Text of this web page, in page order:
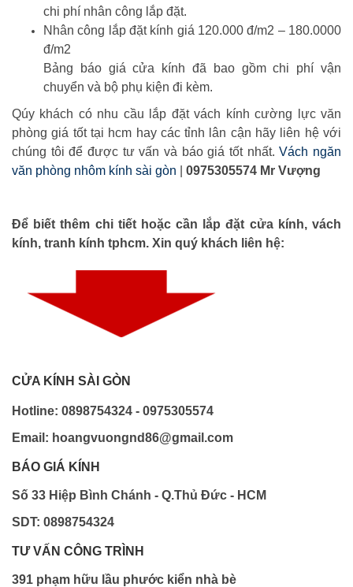
chi phí nhân công lắp đặt.
Nhân công lắp đặt kính giá 120.000 đ/m2 – 180.0000
đ/m2
Bảng báo giá cửa kính đã bao gồm chi phí vận
chuyển và bộ phụ kiện đi kèm.
Qúy khách có nhu cầu lắp đặt vách kính cường lực văn
phòng giá tốt tại hcm hay các tỉnh lân cận hãy liên hệ với
chúng tôi để được tư vấn và báo giá tốt nhất.Vách ngăn
văn phòng nhôm kính sài gòn
0975305574 Mr Vượng
Để biết thêm chi tiết hoặc cần lắp đặt cửa kính, vách
kính, tranh kính tphcm. Xin quý khách liên hệ:
CỬA KÍNH SÀI GÒN
Hotline: 0898754324 - 0975305574
Email: hoangvuongnd86@gmail.com
BÁO GIÁ KÍNH
Số 33 Hiệp Bình Chánh - Q.Thủ Đức - HCM
SDT: 0898754324
TƯ VẤN CÔNG TRÌNH
391 phạm hữu lầu phước kiển nhà bè